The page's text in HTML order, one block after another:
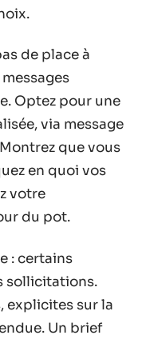
de place à
Optez pour une
via message
que vous
en quoi vos
votre
du pot.
: certains
sollicitations.
explicites sur la
Un brief